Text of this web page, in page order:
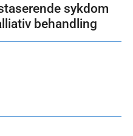
sykdom
behandling